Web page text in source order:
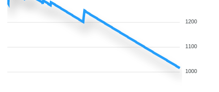
1200
1100
1000